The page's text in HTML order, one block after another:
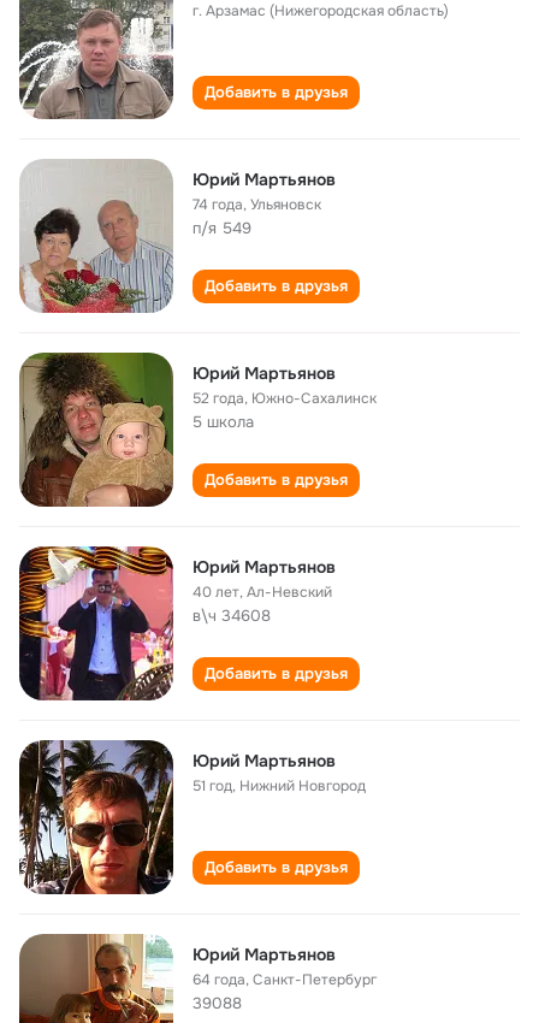
г. Арзамас (Нижегородская область)
Добавить в друзья
Юрий Мартьянов
74 года,Ульяновск
п/я 549
Добавить в друзья
Юрий Мартьянов
52 года, Южно-Сахалинск
5 школа
Добавить в друзья
Юрий Мартьянов
40 лет,Ал-Невский
в\ч 34608
Добавить в друзья
Юрий Мартьянов
51 год, Нижний Новгород
Добавить в друзья
Юрий Мартьянов
64 года,Санкт-Петербург
39088